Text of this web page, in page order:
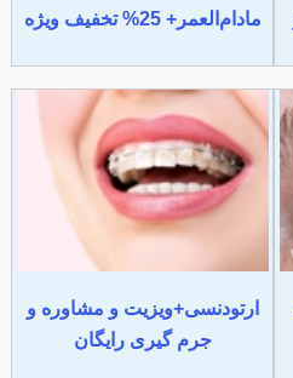
مادام‌العمر+ 25% تخفیف ویژه
ارتودنسی+ویزیت و مشاوره و
جرم گیری رایگان